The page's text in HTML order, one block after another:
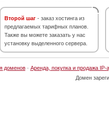
Второй шаг - заказ хостинга из
предлагаемых тарифных планов.
Также вы можете заказать у нас
установку выделенного сервера.
доменов· Аренда, покупка и продажа IP-
Домен